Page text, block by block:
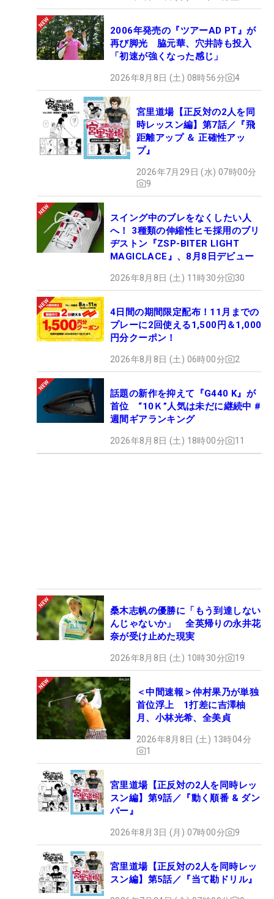
2006年発売の『ツアーAD PT』が
再び脚光 脇元華、穴井詩も投入
「初速が強くなった感じ」
2026年8月8日 (土) 08時56分 4
宮里道場【正反対の2人を同
時レッスン編】第7話／『飛
距離アップ ＆ 正確性アッ
プ』
2026年7月29日 (水) 07時00分
9
スイング中のブレをなくしたい人
へ！ 3種類の伸縮性ヒモ採用のブリ
ヂストン『ZSP-BITER LIGHT
MAGICLACE』、8月8日デビュー
2026年8月8日 (土) 11時30分 30
4日間の期間限定配布！11月までの
プレーに2回使える1,500円＆1,000
円分クーポン！
2026年8月8日 (土) 06時00分 2
話題の新作を抑えて『G440 K』が
首位 “10Ｋ”人気は未だに継続中 #
週間ギアランキング
2026年8月8日 (土) 18時00分 11
桑木志帆の優勝に「もう到達しない
んじゃないか」 全英帰りの永井花
奈が受け止めた現実
2026年8月8日 (土) 10時30分 19
＜中間速報＞仲村果乃が単独
首位浮上 1打差に吉澤柚
月、小林光希、全美貞
2026年8月8日 (土) 13時04分
1
宮里道場【正反対の2人を同時レッ
スン編】第9話／『動く順番 & ダン
パー』
2026年8月3日 (月) 07時00分 9
宮里道場【正反対の2人を同時レッ
スン編】第5話／『当て勘ドリル』